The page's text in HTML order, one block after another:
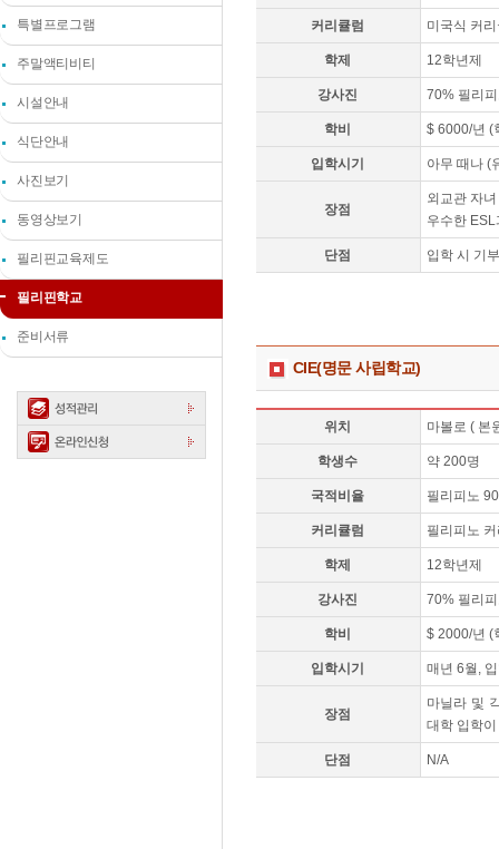
특별프로그램
주말액티비티
시설안내
식단안내
사진보기
동영상보기
필리핀교육제도
필리핀학교
준비서류
커리큘럼 미국식 커
학제 12학년제
강사진 70% 필리
학비 $ 6000/년 (
입학시기 아무 때나 (
장점
외교관 자
우수한
단점 입학 시 기
CIE(명문 사립학교)
위치 마볼로 ( 본
학생수 약 200명
국적비율 필리피노
커리큘럼 필리피노
학제 12학년제
강사진 70% 필리
학비 $ 2000/년 (
입학시기 매년 6월,
장점
마닐라 및
대학 입학
단점 N/A